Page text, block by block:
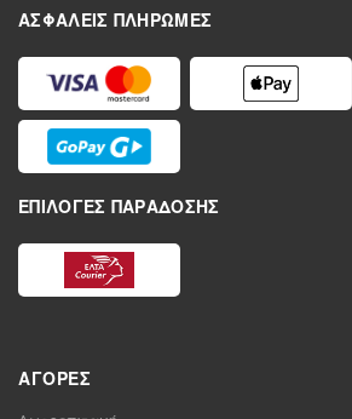
ΑΣΦΑΛΕΊΣ ΠΛΗΡΩΜΈΣ
ΕΠΙΛΟΓΈΣ ΠΑΡΆΔΟΣΗΣ
ΑΓΟΡΈΣ